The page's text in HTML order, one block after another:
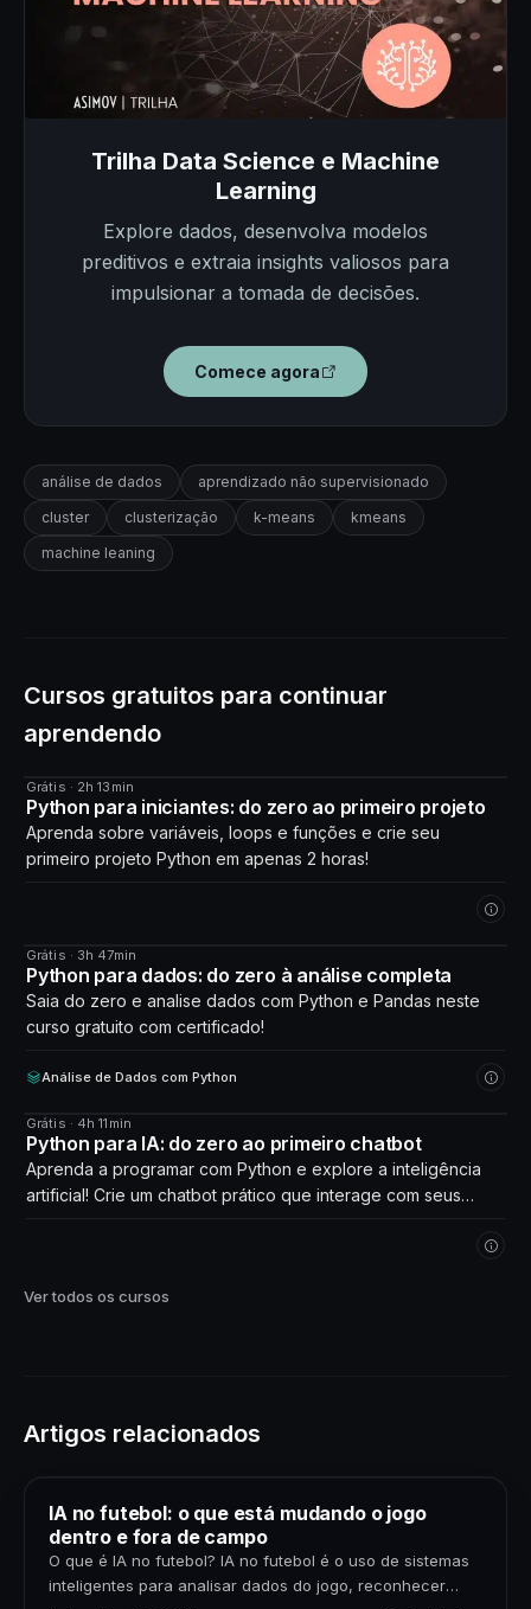
Trilha Data Science e Machine
Learning
Explore dados, desenvolva modelos
preditivos e extraia insights valiosos para
impulsionar a tomada de decisões.
Comece agora
análise de dados
aprendizado não supervisionado
cluster
clusterização k-means
kmeans
machine leaning
Cursos gratuitos para continuar
aprendendo
CURSO
Grátis · 2h 13min
Python para iniciantes: do zero ao primeiro projeto
Aprenda sobre variáveis, loops e funções e crie seu
primeiro projeto Python em apenas 2 horas!
CURSO
Grátis · 3h 47min
Python para dados: do zero à análise completa
Saia do zero e analise dados com Python e Pandas neste
curso gratuito com certificado!
Análise de Dados com Python
CURSO
Grátis · 4h 11min
Python para IA: do zero ao primeiro chatbot
Aprenda a programar com Python e explore a inteligência
artificial! Crie um chatbot prático que interage com seus
Ver todos os cursos
Artigos relacionados
IA no futebol: o que está mudando o jogo
dentro e fora de campo
O que é IA no futebol? IA no futebol é o uso de sistemas
inteligentes para analisar dados do jogo, reconhecer